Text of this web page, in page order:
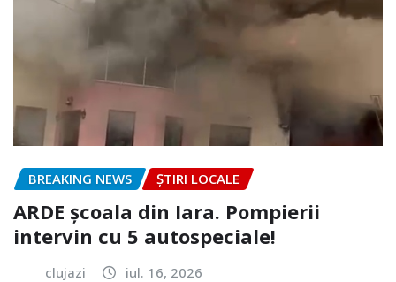
BREAKING NEWS ȘTIRI LOCALE
ARDE școala din Iara. Pompierii
intervin cu 5 autospeciale!
clujazi iul. 16, 2026